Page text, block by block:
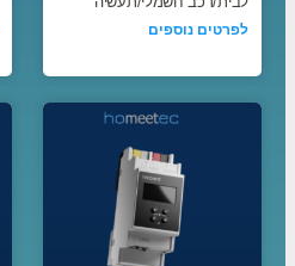
לפרטים נוספים